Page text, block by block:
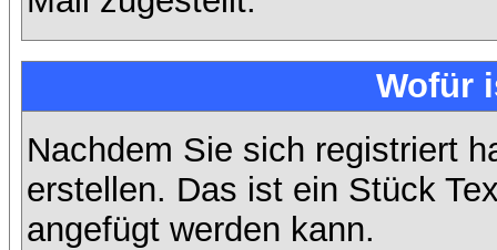
Wofür
Nachdem Sie sich registriert
erstellen. Das ist ein Stück
angefügt werden kann.